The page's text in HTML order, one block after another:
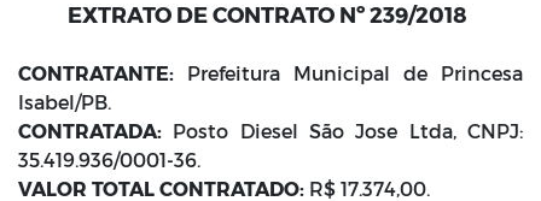
EXTRATO DE CONTRATO Nº 239/2018
CONTRATANTE: Prefeitura Municipal de Princesa
Isabel/PB.
CONTRATADA: Posto Diesel São Jose Ltda, CNPJ:
35.419.936/0001-36.
VALOR TOTAL CONTRATADO: R$ 17.374,00.